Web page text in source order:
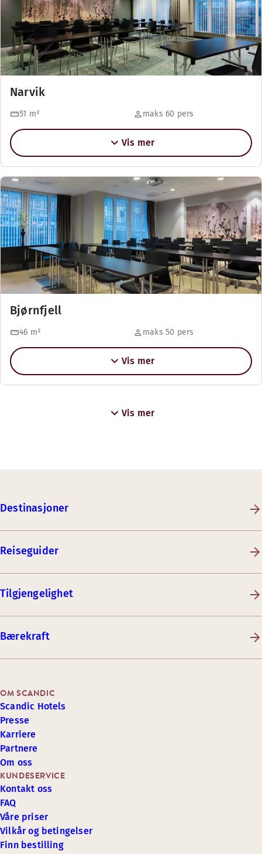
Narvik
51 m² maks 60 pers
Vis mer
Bjørnfjell
46 m² maks 50 pers
Vis mer
Vis mer
Destinasjoner
Reiseguider
Tilgjengelighet
Bærekraft
KUNDESERVICE
Kontakt oss
FAQ
Våre priser
Vilkår og betingelser
Finn bestilling
OM SCANDIC
Scandic Hotels
Presse
Karriere
Partnere
Om oss